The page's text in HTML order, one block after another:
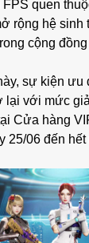
quen
rộng hệ sinh
cộng
sự kiện
lại với mức
Cửa hàng
25/06 đến hết